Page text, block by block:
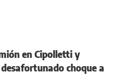
en Cipolletti y
choque a